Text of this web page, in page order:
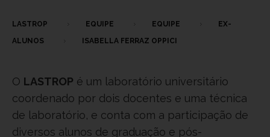
LASTROP EQUIPE EQUIPE
EX-
ALUNOS
ISABELLA FERRAZ OPPICI
O LASTROP é um laboratório universitário
coordenado por dois docentes e uma técnica
de laboratório, e conta com a participação de
diversos alunos de graduação e pós-